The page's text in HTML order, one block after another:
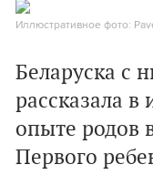
Иллюстративное фото:
Беларуска с
рассказала в
опыте родов
Первого